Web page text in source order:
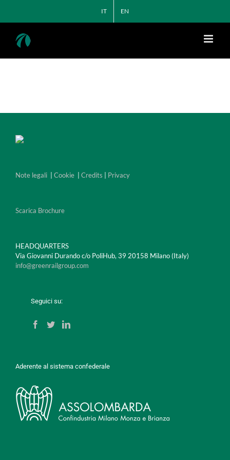
contenuto
IT EN
Note legali Cookie Credits Privacy
Scarica Brochure
HEADQUARTERS
Via Giovanni Durando c/o PoliHub, 39 20158 Milano (Italy)
info@greenrailgroup.com
Seguici su:
Aderente al sistema confederale